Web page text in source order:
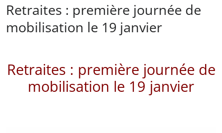
Retraites : première journée de
mobilisation le 19 janvier
Retraites : première journée de
mobilisation le 19 janvier